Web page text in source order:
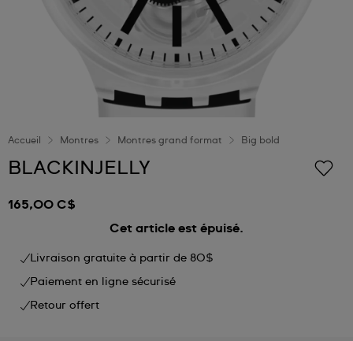
Accueil Montres Montres grand format Big bold
BLACKINJELLY
165,00 C$
Cet article est épuisé.
Livraison gratuite à partir de 80$
Paiement en ligne sécurisé
Retour offert